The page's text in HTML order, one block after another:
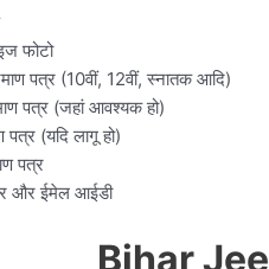
फोटो
पत्र (10वीं, 12वीं, स्नातक आदि)
पत्र (जहां आवश्यक हो)
पत्र (यदि लागू हो)
पत्र
और ईमेल आईडी
Bihar